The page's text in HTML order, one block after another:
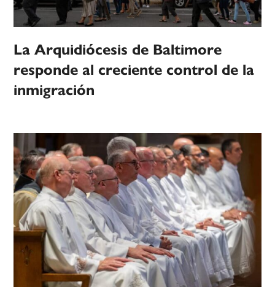
La Arquidiócesis de Baltimore
responde al creciente control de la
inmigración